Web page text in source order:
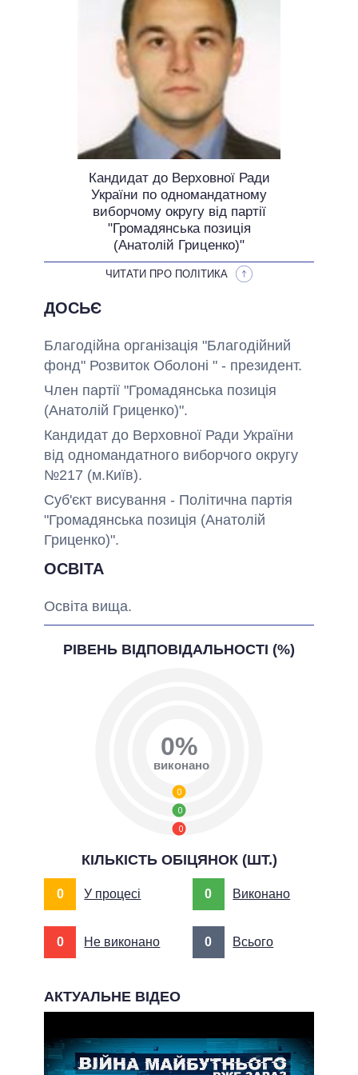
ОБІЦЯНКИ У ПРОЦЕСІ
ВСІ ОБІЦЯНКИ
АРХІВНІ ОБІЦЯНКИ
Кандидат до Верховної Ради
України по одномандатному
виборчому округу від партії
"Громадянська позиція
(Анатолій Гриценко)"
ЧИТАТИ ПРО ПОЛІТИКА
ДОСЬЄ
Благодійна організація "Благодійний
фонд" Розвиток Оболоні " - президент.
Член партії "Громадянська позиція
(Анатолій Гриценко)".
Кандидат до Верховної Ради України
від одномандатного виборчого округу
№217 (м.Київ).
Суб'єкт висування - Політична партія
"Громадянська позиція (Анатолій
Гриценко)".
ОСВІТА
Освіта вища.
РІВЕНЬ ВІДПОВІДАЛЬНОСТІ (%)
0
0
0
0%
виконано
КІЛЬКІСТЬ ОБІЦЯНОК (ШТ.)
0 У процесі 0 Виконано
0 Не виконано 0 Всього
АКТУАЛЬНЕ ВІДЕО